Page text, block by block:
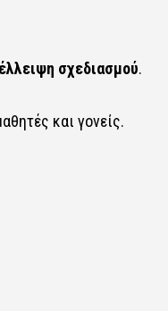
σχεδιασμού.
και γονείς.